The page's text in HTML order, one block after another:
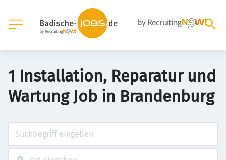
1 Installation, Reparatur und
Wartung Job in Brandenburg